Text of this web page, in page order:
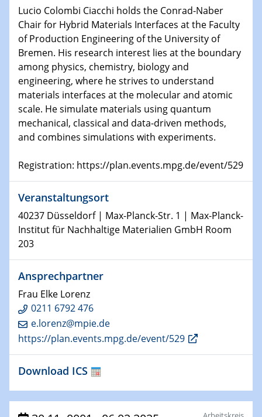
Physikalisches Kolloquium
Comets – Why Should We Study Them?
15.01.2025
GDCh Kolloquium
22.01.2025
Physikalisches Kolloquium
Make it and break it: Contact and Cracks at soft
interfaces
HyMission Short Talks
29.01.2025
Physikalisches Kolloquium
Decoding mRNA translation: Computational and
experimental approaches to understanding gene
29.01.2025
GDCh Kolloquium
The Cation Shuffle
30.01.2025
WIN & CENIDE Seminar Series on 2D-
30.01.2025
Talk Prof. Erwin Reisner
Lucio Colombi Ciacchi holds the Conrad-Naber
Chair for Hybrid Materials Interfaces at the Faculty
of Production Engineering of the University of
Bremen. His research interest lies at the boundary
among physics, chemistry, biology and
engineering, where he strives to understand
materials interfaces at the molecular and atomic
scale. He simulate materials using quantum
mechanical, classical and data-driven methods,
and combines simulations with experiments.
Registration: https://plan.events.mpg.de/event/529
Veranstaltungsort
40237 Düsseldorf | Max-Planck-Str. 1 | Max-Planck-
Institut für Nachhaltige Materialien GmbH Room
203
Ansprechpartner
Frau Elke Lorenz
0211 6792 476
e.lorenz@mpie.de
https://plan.events.mpg.de/event/529
Download ICS